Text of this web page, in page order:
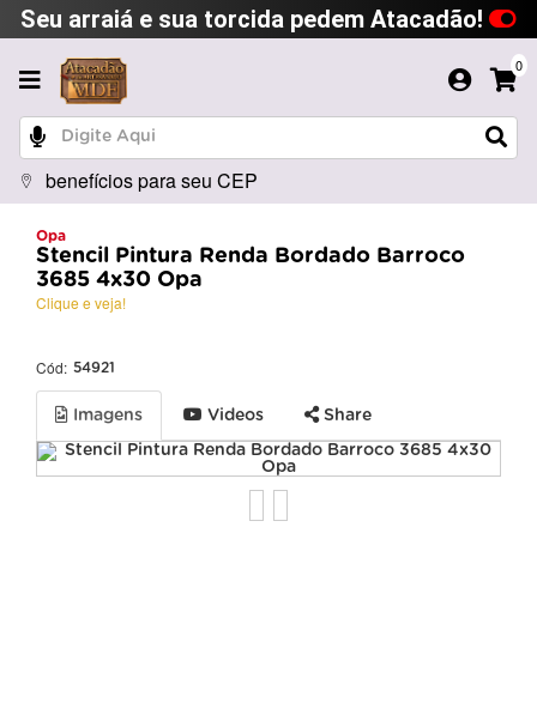
Seu arraiá e sua torcida pedem Atacadão!
0
benefícios para seu CEP
Opa
Stencil Pintura Renda Bordado Barroco
3685 4x30 Opa
Clique e veja!
Cód: 54921
Imagens Videos Share